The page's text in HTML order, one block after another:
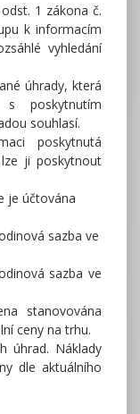
1 zákona č.
k informacím
vyhledání
úhrady, která
poskytnutím
souhlasí.
poskytnutá
ji poskytnout
je účtována
sazba ve
sazba ve
stanovována
ceny na trhu.
úhrad. Náklady
dle aktuálního